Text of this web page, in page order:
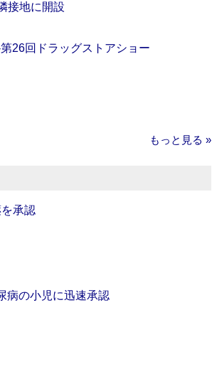
接地に開設
26回ドラッグストアショー
もっと見る »
承認
病の小児に迅速承認